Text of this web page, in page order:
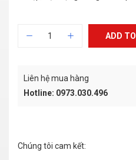
ADD
Liên hệ mua hàng
Hotline: 0973.030.496
Chúng tôi cam kết: